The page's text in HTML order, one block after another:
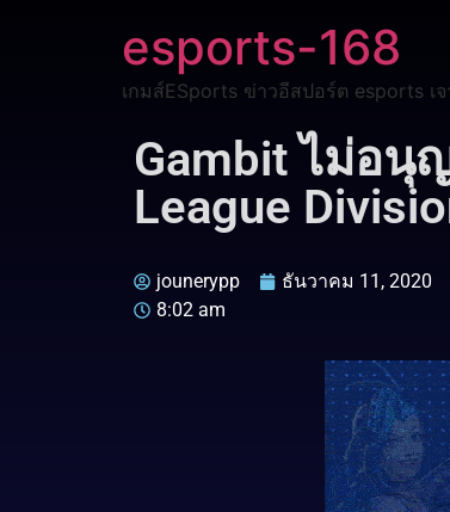
esports-168
เกมส์ESports ข่าวอีสปอร์ต esports เ
Gambit ไม่อนุ
League
jounerypp
ธันวาคม 11, 2020
8:02 am